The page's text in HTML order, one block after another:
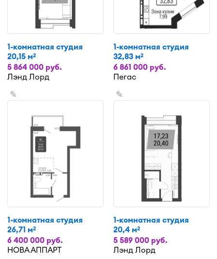
1-комнатная студия
20,15 м2
5 864 000 руб.
Лэнд Лорд
1-комнатная студия
32,83 м2
6 861 000 руб.
Пегас
✎
1-комнатная студия
26,71 м2
6 400 000 руб.
НОВА АППАРТ
✎
1-комнатная студия
20,4 м2
5 589 000 руб.
Лэнд Лорд